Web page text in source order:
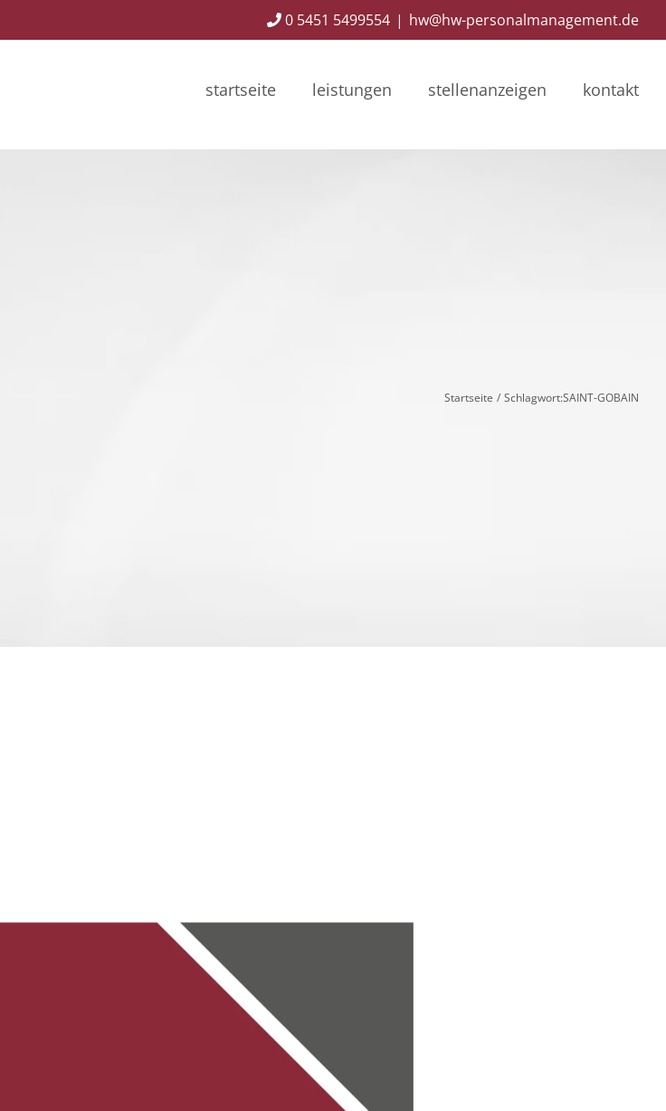
0 5451 5499554 | hw@hw-personalmanagement.de
startseite leistungen stellenanzeigen kontakt
Startseite Schlagwort:SAINT-GOBAIN